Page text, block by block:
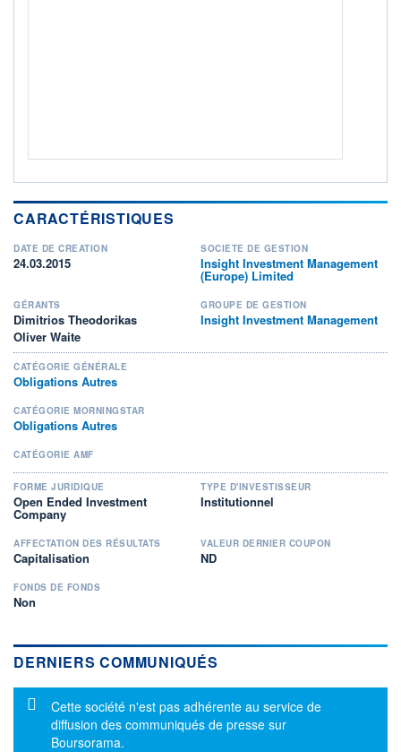
CARACTÉRISTIQUES
DATE DE CRÉATION
24.03.2015
SOCIÉTÉ DE GESTION
Insight Investment Management
(Europe) Limited
GÉRANTS
Dimitrios Theodorikas
Oliver Waite
GROUPE DE GESTION
Insight Investment Management
CATÉGORIE GÉNÉRALE
Obligations Autres
CATÉGORIE MORNINGSTAR
Obligations Autres
CATÉGORIE AMF
FORME JURIDIQUE
Open Ended Investment
Company
TYPE D'INVESTISSEUR
Institutionnel
AFFECTATION DES RÉSULTATS
Capitalisation
VALEUR DERNIER COUPON
ND
FONDS DE FONDS
Non
DERNIERS COMMUNIQUÉS
Message d'information
Cette société n'est pas adhérente au service de
diffusion des communiqués de presse sur
Boursorama.